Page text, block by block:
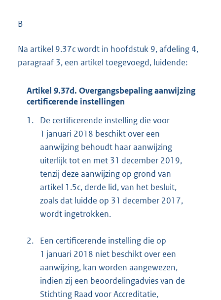
B
Na artikel 9.37c wordt in hoofdstuk 9, afdeling 4,
paragraaf 3, een artikel toegevoegd, luidende:
Artikel 9.37d. Overgangsbepaling aanwijzing
certificerende instellingen
1.
De certificerende instelling die voor
1 januari 2018 beschikt over een
aanwijzing behoudt haar aanwijzing
uiterlijk tot en met 31 december 2019,
tenzij deze aanwijzing op grond van
artikel 1.5c, derde lid, van het besluit,
zoals dat luidde op 31 december 2017,
wordt ingetrokken.
2.
Een certificerende instelling die op
1 januari 2018 niet beschikt over een
aanwijzing, kan worden aangewezen,
indien zij een beoordelingadvies van de
Stichting Raad voor Accreditatie,